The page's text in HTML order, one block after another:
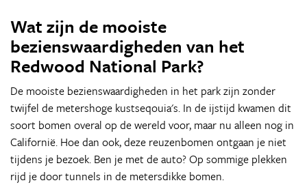
Wat zijn de mooiste
bezienswaardigheden van het
Redwood National Park?
De mooiste bezienswaardigheden in het park zijn zonder
twijfel de metershoge kustseqouia's. In de ijstijd kwamen dit
soort bomen overal op de wereld voor, maar nu alleen nog in
Californië. Hoe dan ook, deze reuzenbomen ontgaan je niet
tijdens je bezoek. Ben je met de auto? Op sommige plekken
rijd je door tunnels in de metersdikke bomen.